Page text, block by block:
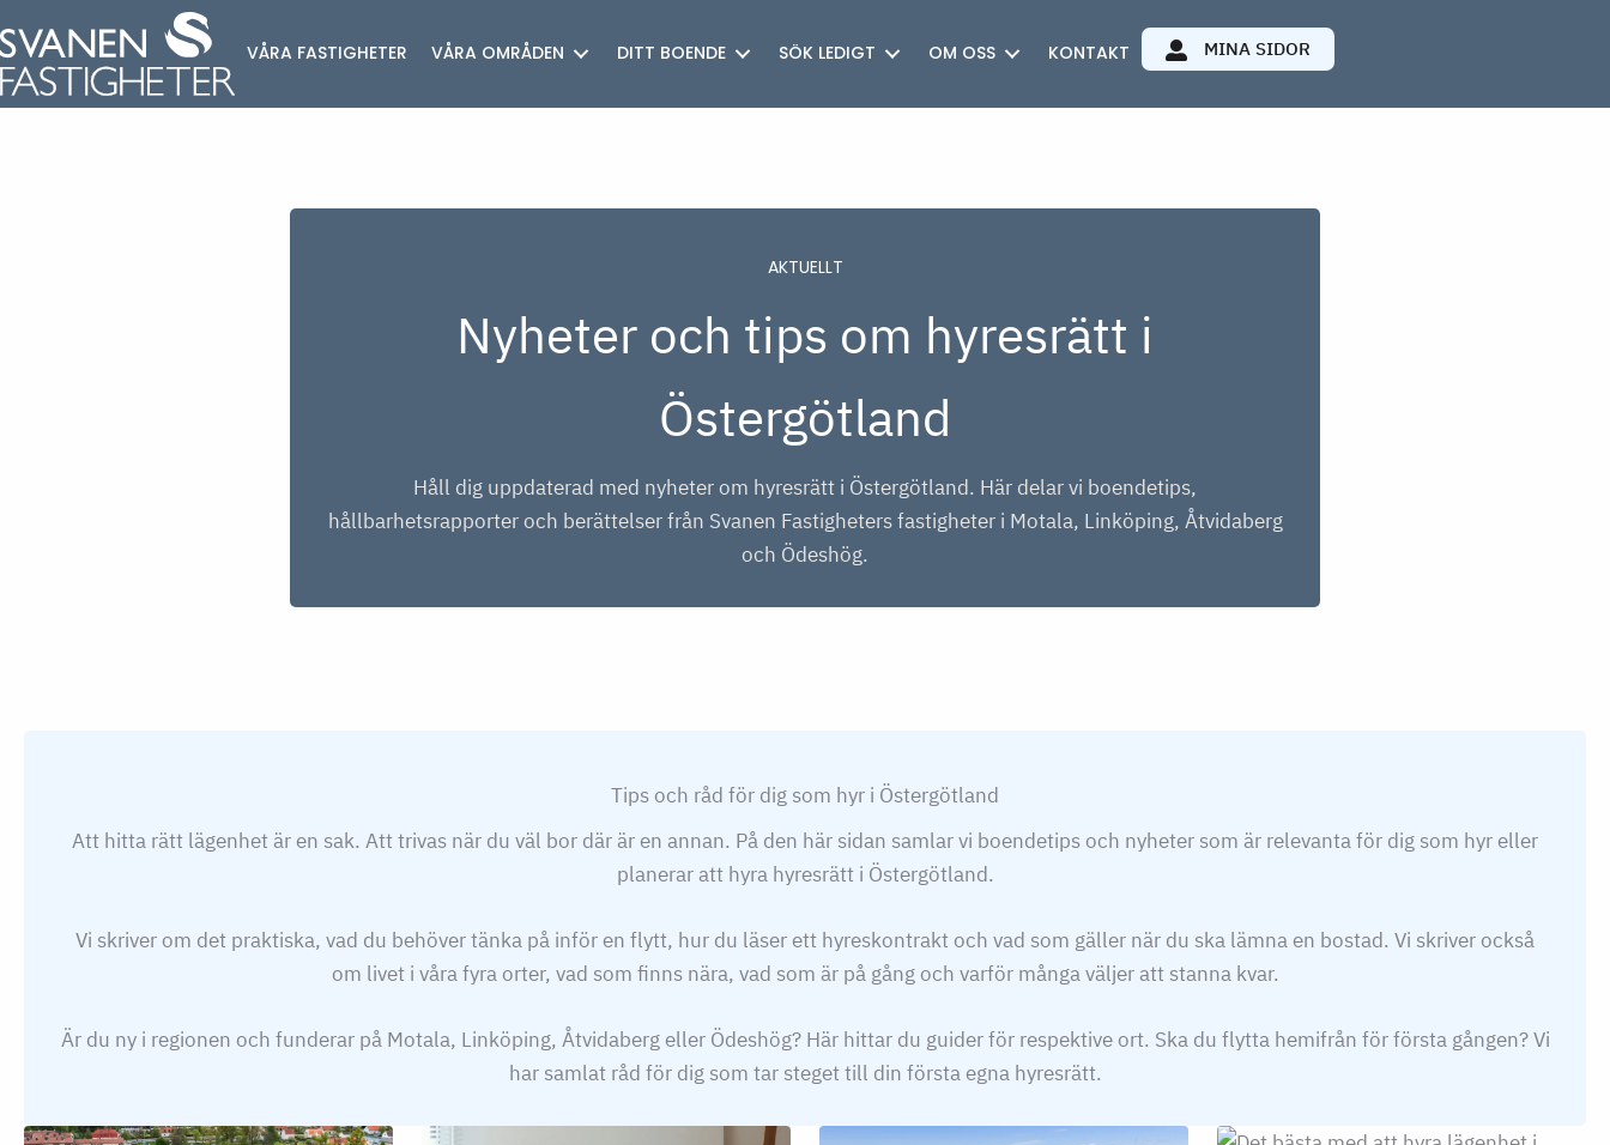
VÅRA FASTIGHETER VÅRA OMRÅDEN DITT BOENDE SÖK LEDIGT OM OSS KONTAKT MINA SIDOR
AKTUELLT
Nyheter och tips om hyresrätt i
Östergötland
Håll dig uppdaterad med nyheter om hyresrätt i Östergötland. Här delar vi boendetips,
hållbarhetsrapporter och berättelser från Svanen Fastigheters fastigheter i Motala, Linköping, Åtvidaberg
och Ödeshög.
Tips och råd för dig som hyr i Östergötland
Att hitta rätt lägenhet är en sak. Att trivas när du väl bor där är en annan. På den här sidan samlar vi boendetips och nyheter som är relevanta för dig som hyr eller
planerar att hyra hyresrätt i Östergötland.
Vi skriver om det praktiska, vad du behöver tänka på inför en flytt, hur du läser ett hyreskontrakt och vad som gäller när du ska lämna en bostad. Vi skriver också
om livet i våra fyra orter, vad som finns nära, vad som är på gång och varför många väljer att stanna kvar.
Är du ny i regionen och funderar på Motala, Linköping, Åtvidaberg eller Ödeshög? Här hittar du guider för respektive ort. Ska du flytta hemifrån för första gången? Vi
har samlat råd för dig som tar steget till din första egna hyresrätt.